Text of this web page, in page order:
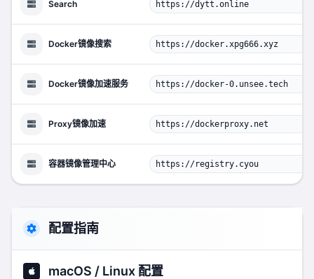
Search https://dytt.online
Docker镜像搜索 https://docker.xpg666.xyz
Docker镜像加速服务 https://docker-0.unsee.tech
Proxy镜像加速 https://dockerproxy.net
容器镜像管理中心 https://registry.cyou
配置指南
macOS / Linux 配置